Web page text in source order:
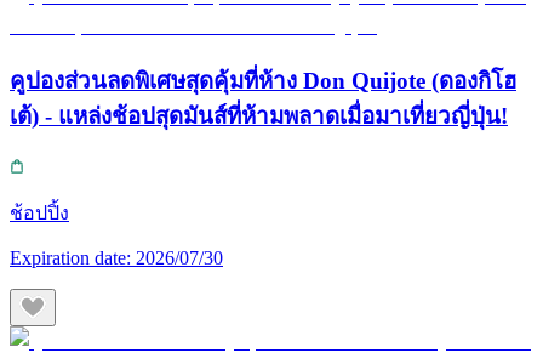
คูปองส่วนลดพิเศษสุดคุ้มที่ห้าง Don Quijote (ดองกิโฮ
เต้) - แหล่งช้อปสุดมันส์ที่ห้ามพลาดเมื่อมาเที่ยวญี่ปุ่น!
ช้อปปิ้ง
Expiration date: 2026/07/30